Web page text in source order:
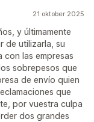
21 oktober 2025
y últimamente
de utilizarla, su
las empresas
sobrepesos que
de envío quien
que
por vuestra culpa
dos grandes